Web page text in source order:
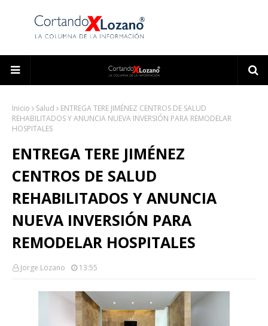
Inicio Salud
ENTREGA TERE JIMÉNEZ CENTROS DE SALUD
REHABILITADOS Y ANUNCIA NUEVA INVERSIÓN PARA REMODELAR
HOSPITALES
ENTREGA TERE JIMÉNEZ
CENTROS DE SALUD
REHABILITADOS Y ANUNCIA
NUEVA INVERSIÓN PARA
REMODELAR HOSPITALES
Jorge Lozano 13:55